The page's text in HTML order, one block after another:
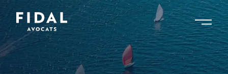
Aller
au
contenu
principalRechercher un mot clé, un professionnel ....